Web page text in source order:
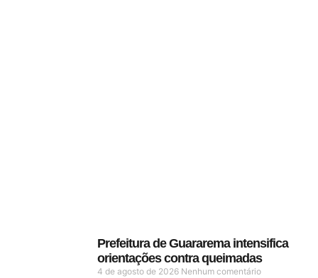
Prefeitura de Guararema intensifica
orientações contra queimadas
4 de agosto de 2026 Nenhum comentário